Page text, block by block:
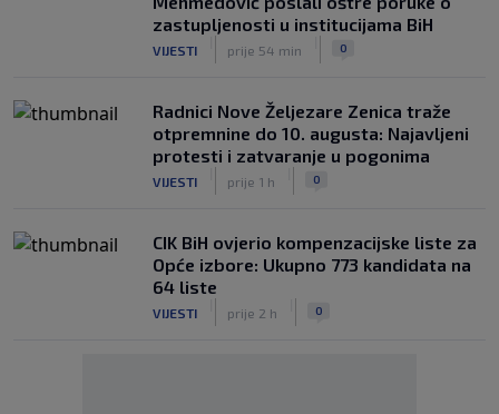
zastupljenosti u institucijama BiH
VIJESTI prije 54 min 0
Radnici Nove Željezare Zenica traže
otpremnine do 10. augusta: Najavljeni
protesti i zatvaranje u pogonima
VIJESTI prije 1 h 0
CIK BiH ovjerio kompenzacijske liste za
Opće izbore: Ukupno 773 kandidata na
64 liste
VIJESTI prije 2 h 0